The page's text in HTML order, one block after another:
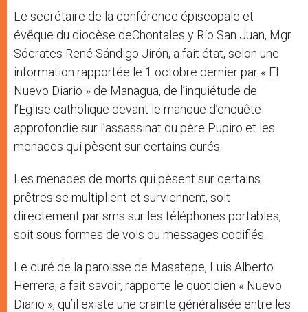
Le secrétaire de la conférence épiscopale et
évêque du diocèse deChontales y Río San Juan, Mgr
Sócrates René Sándigo Jirón, a fait état, selon une
information rapportée le 1 octobre dernier par « El
Nuevo Diario » de Managua, de l’inquiétude de
l’Eglise catholique devant le manque d’enquête
approfondie sur l’assassinat du père Pupiro et les
menaces qui pèsent sur certains curés.
Les menaces de morts qui pèsent sur certains
prêtres se multiplient et surviennent, soit
directement par sms sur les téléphones portables,
soit sous formes de vols ou messages codifiés.
Le curé de la paroisse de Masatepe, Luis Alberto
Herrera, a fait savoir, rapporte le quotidien « Nuevo
Diario », qu’il existe une crainte généralisée entre les